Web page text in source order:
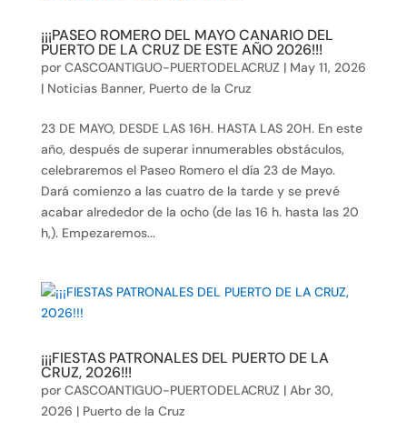
¡¡¡PASEO ROMERO DEL MAYO CANARIO DEL
PUERTO DE LA CRUZ DE ESTE AÑO 2026!!!
por CASCOANTIGUO-PUERTODELACRUZ | May 11, 2026
| Noticias Banner, Puerto de la Cruz
23 DE MAYO, DESDE LAS 16H. HASTA LAS 20H. En este
año, después de superar innumerables obstáculos,
celebraremos el Paseo Romero el día 23 de Mayo.
Dará comienzo a las cuatro de la tarde y se prevé
acabar alrededor de la ocho (de las 16 h. hasta las 20
h,). Empezaremos...
¡¡¡FIESTAS PATRONALES DEL PUERTO DE LA
CRUZ, 2026!!!
por CASCOANTIGUO-PUERTODELACRUZ | Abr 30,
2026 | Puerto de la Cruz